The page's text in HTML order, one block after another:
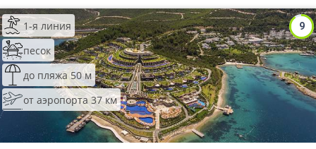
9
1-я линия
песок
до пляжа 50 м
от аэропорта 37 км